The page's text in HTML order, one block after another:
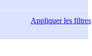
Appliquerles filtres